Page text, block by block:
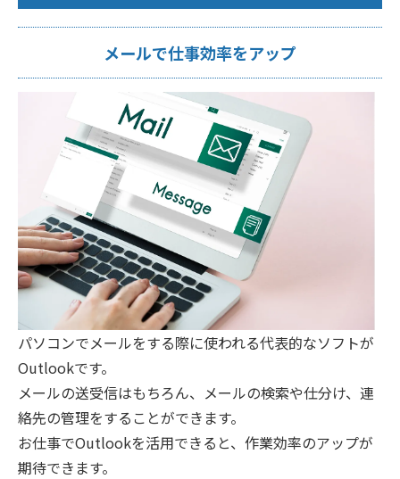
メールで仕事効率をアップ
パソコンでメールをする際に使われる代表的なソフトが
Outlookです。
メールの送受信はもちろん、メールの検索や仕分け、連
絡先の管理をすることができます。
お仕事でOutlookを活用できると、作業効率のアップが
期待できます。